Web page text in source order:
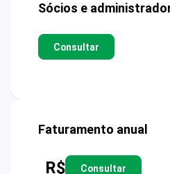
Sócios e
Consultar
Faturamento anual
R$ Consultar